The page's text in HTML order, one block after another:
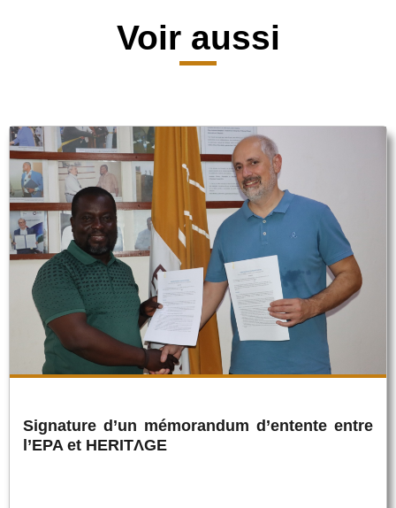
Voir aussi
Signature d’un mémorandum d’entente entre
l’EPA et HERITΛGE